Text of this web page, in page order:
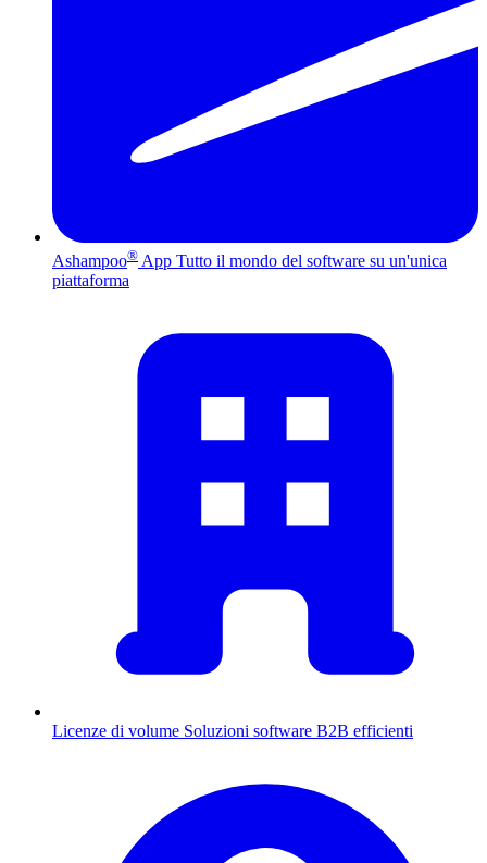
Ashampoo® App Tutto il mondo del software su un'unica
piattaforma
Licenze di volume Soluzioni software B2B efficienti